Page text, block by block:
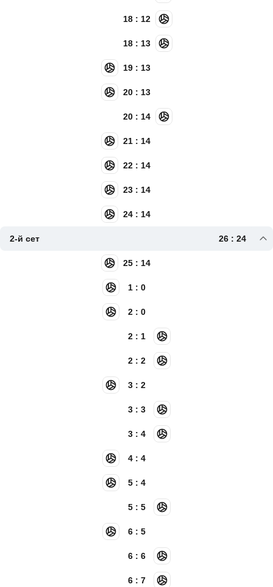
18 : 12
18 : 13
19 : 13
20 : 13
20 : 14
21 : 14
22 : 14
23 : 14
24 : 14
2-й сет 26 : 24
25 : 14
1 : 0
2 : 0
2 : 1
2 : 2
3 : 2
3 : 3
3 : 4
4 : 4
5 : 4
5 : 5
6 : 5
6 : 6
6 : 7